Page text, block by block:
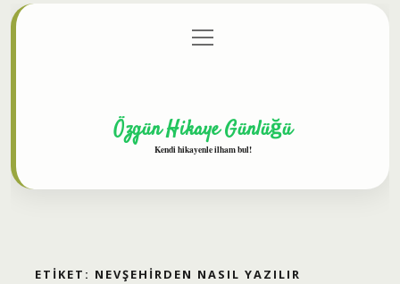
Gizlilik Politikası
menüyü
aç
Özgün Hikaye Günlüğü
Kendi hikayenle ilham bul!
ETIKET: NEVŞEHIRDEN NASIL YAZILIR